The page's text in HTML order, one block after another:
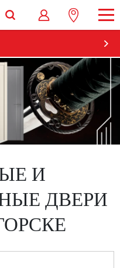
И
ДВЕРИ